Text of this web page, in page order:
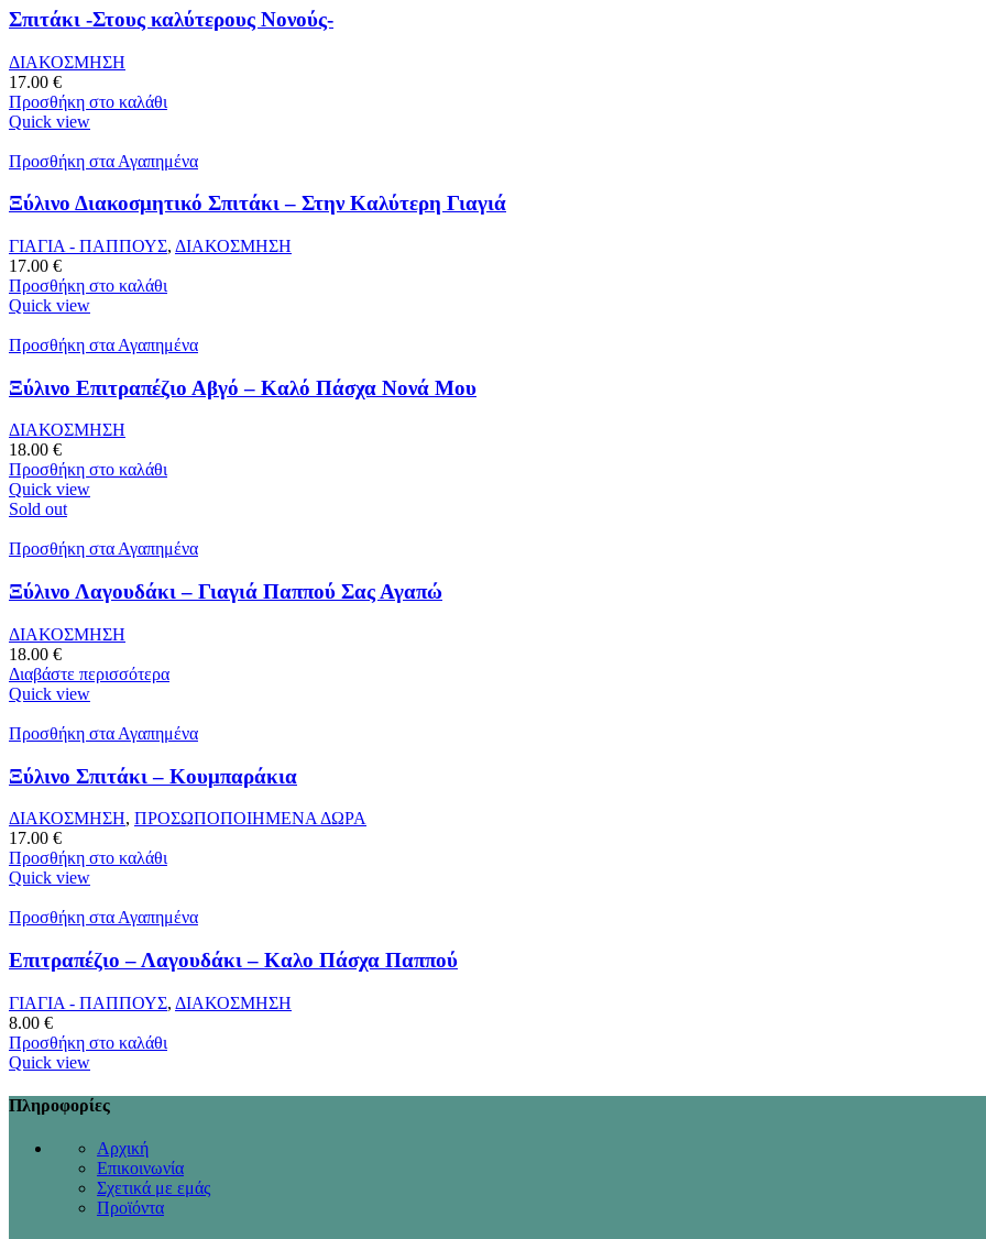
Σπιτάκι -Στους καλύτερους Νονούς-
ΔΙΑΚΟΣΜΗΣΗ
17.00 €
Προσθήκη στο καλάθι
Quick view
Προσθήκη στα Αγαπημένα
Ξύλινο Διακοσμητικό Σπιτάκι – Στην Καλύτερη Γιαγιά
ΓΙΑΓΙΑ - ΠΑΠΠΟΥΣ, ΔΙΑΚΟΣΜΗΣΗ
17.00 €
Προσθήκη στο καλάθι
Quick view
Προσθήκη στα Αγαπημένα
Ξύλινο Επιτραπέζιο Αβγό – Καλό Πάσχα Νονά Μου
ΔΙΑΚΟΣΜΗΣΗ
18.00 €
Προσθήκη στο καλάθι
Quick view
Sold out
Προσθήκη στα Αγαπημένα
Ξύλινο Λαγουδάκι – Γιαγιά Παππού Σας Αγαπώ
ΔΙΑΚΟΣΜΗΣΗ
18.00 €
Διαβάστε περισσότερα
Quick view
Προσθήκη στα Αγαπημένα
Ξύλινο Σπιτάκι – Κουμπαράκια
ΔΙΑΚΟΣΜΗΣΗ, ΠΡΟΣΩΠΟΠΟΙΗΜΕΝΑ ΔΩΡΑ
17.00 €
Προσθήκη στο καλάθι
Quick view
Προσθήκη στα Αγαπημένα
Επιτραπέζιο – Λαγουδάκι – Καλο Πάσχα Παππού
ΓΙΑΓΙΑ - ΠΑΠΠΟΥΣ, ΔΙΑΚΟΣΜΗΣΗ
8.00 €
Προσθήκη στο καλάθι
Quick view
Πληροφορίες
Αρχική
Επικοινωνία
Σχετικά με εμάς
Προϊόντα